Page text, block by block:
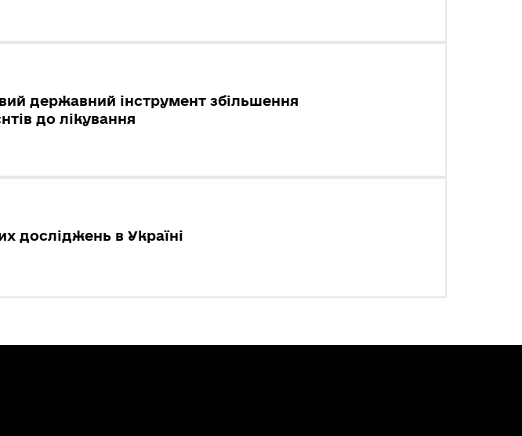
державний інструмент збільшення
до лікування
досліджень в Україні